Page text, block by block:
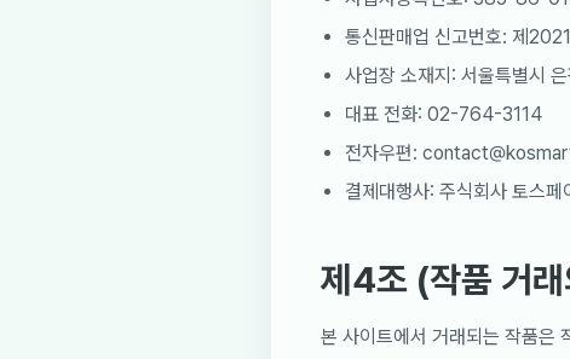
통신판매업 신고번호: 제
사업장 소재지: 서울특별시
대표 전화: 02-764-3114
전자우편:
결제대행사: 주식회사 토스페
제4조 (작품 거
본 사이트에서 거래되는 작품은